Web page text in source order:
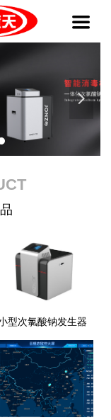
끀
넲
型次氯酸钠发生器